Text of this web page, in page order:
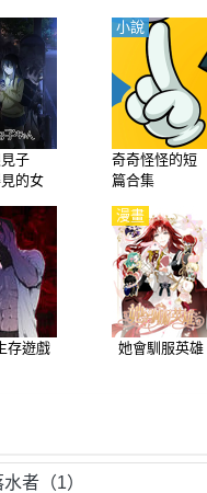
子
見的女
奇奇怪怪的短
篇合集
小說
存遊戲 她會馴服英雄
漫畫
者（1）